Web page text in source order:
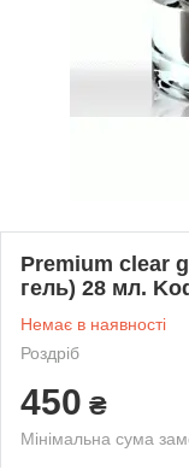
Premium clear
гель) 28 мл.
Немає в наявності
Роздріб
450 ₴
Мінімальна сума